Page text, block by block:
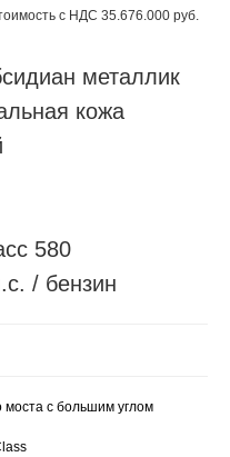
с НДС 35.676.000 руб.
металлик
кожа
580
/ бензин
с большим углом